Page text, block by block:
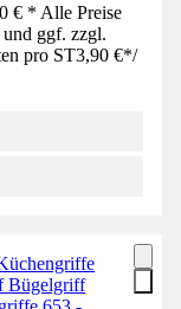
€ * Alle Preise
ggf. zzgl.
pro ST3,90 €*/
Bügelgriff